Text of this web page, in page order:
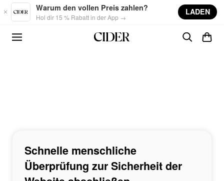
Skip to main content
Warum den vollen Preis zahlen?
Hol dir 15 % Rabatt in der App →
LADEN
Schnelle menschliche
Überprüfung zur Sicherheit der